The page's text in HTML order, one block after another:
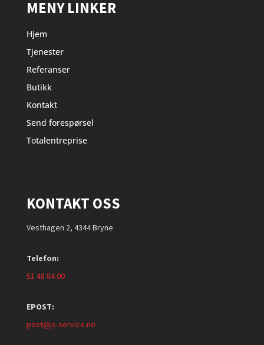
MENY LINKER
Hjem
Tjenester
Referanser
Butikk
Kontakt
Send forespørsel
Totalentreprise
KONTAKT OSS
Vesthagen 2, 4344 Bryne
Telefon:
51 48 84 00
EPOST:
post@js-service.no